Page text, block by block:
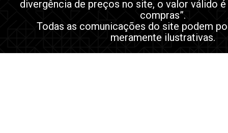
divergência de preços no site, o valor válido é
compras”.
Todas as comunicações do site podem
meramente ilustrativas.